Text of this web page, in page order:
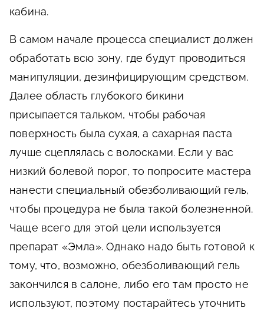
кабина.
В самом начале процесса специалист должен
обработать всю зону, где будут проводиться
манипуляции, дезинфицирующим средством.
Далее область глубокого бикини
присыпается тальком, чтобы рабочая
поверхность была сухая, а сахарная паста
лучше сцеплялась с волосками. Если у вас
низкий болевой порог, то попросите мастера
нанести специальный обезболивающий гель,
чтобы процедура не была такой болезненной.
Чаще всего для этой цели используется
препарат «Эмла». Однако надо быть готовой к
тому, что, возможно, обезболивающий гель
закончился в салоне, либо его там просто не
используют, поэтому постарайтесь уточнить